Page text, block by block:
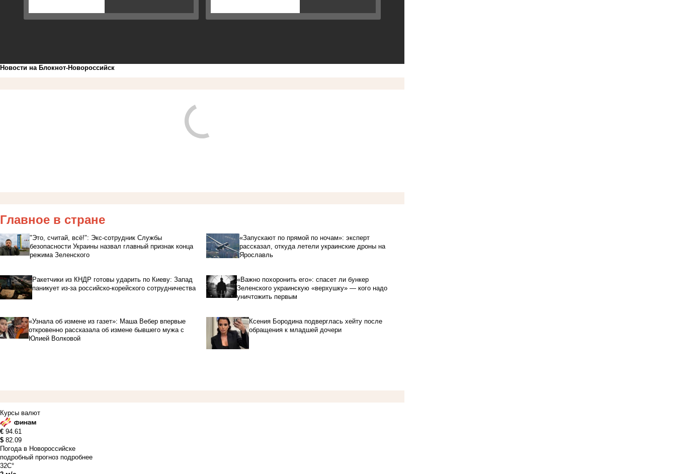
Новости на Блoкнoт-Новороссийск
Главное в стране
"Это, считай, всё!": Экс-сотрудник Службы
безопасности Украины назвал главный признак конца
режима Зеленского
«Запускают по прямой по ночам»: эксперт
рассказал, откуда летели украинские дроны на
Ярославль
Ракетчики из КНДР готовы ударить по Киеву: Запад
паникует из-за российско-корейского сотрудничества
«Важно похоронить его»: спасет ли бункер
Зеленского украинскую «верхушку» — кого надо
уничтожить первым
«Узнала об измене из газет»: Маша Вебер впервые
откровенно рассказала об измене бывшего мужа с
Юлией Волковой
Ксения Бородина подверглась хейту после
обращения к младшей дочери
Курсы валют
€ 94.61
$ 82.09
Погода в Новороссийске
подробный прогноз подробнее
32C°